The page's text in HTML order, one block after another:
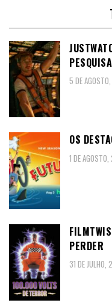
5 DE
OS
1 DE
PERDER
31 DE JULHO,